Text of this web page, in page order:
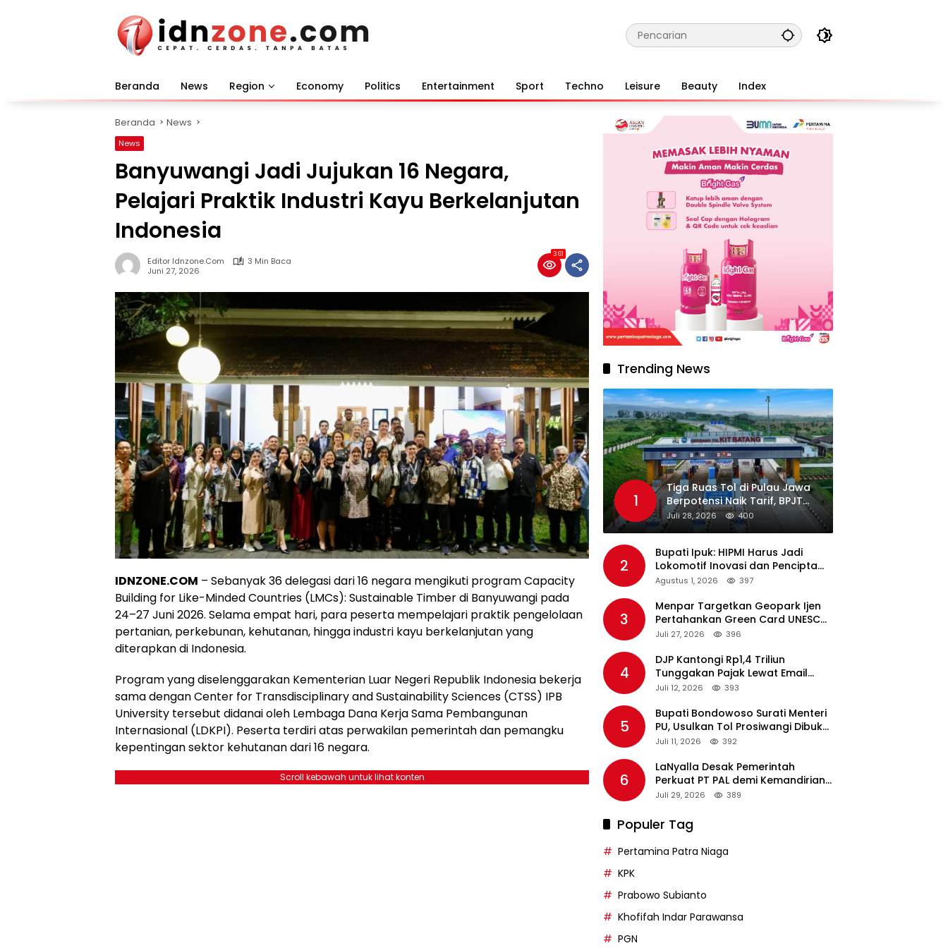
Beranda News Region Economy Politics Entertainment Sport Techno Leisure Beauty Index
Beranda News
News
Banyuwangi Jadi Jujukan 16 Negara,
Pelajari Praktik Industri Kayu Berkelanjutan
Indonesia
Editor Idnzone.com
3 Min Baca
Juni 27, 2026
361
IDNZONE.COM – Sebanyak 36 delegasi dari 16 negara mengikuti program Capacity
Building for Like-Minded Countries (LMCs): Sustainable Timber di Banyuwangi pada
24–27 Juni 2026. Selama empat hari, para peserta mempelajari praktik pengelolaan
pertanian, perkebunan, kehutanan, hingga industri kayu berkelanjutan yang
diterapkan di Indonesia.
Program yang diselenggarakan Kementerian Luar Negeri Republik Indonesia bekerja
sama dengan Center for Transdisciplinary and Sustainability Sciences (CTSS) IPB
University tersebut didanai oleh Lembaga Dana Kerja Sama Pembangunan
Internasional (LDKPI). Peserta terdiri atas perwakilan pemerintah dan pemangku
kepentingan sektor kehutanan dari 16 negara.
Scroll kebawah untuk lihat konten
Trending News
1
Tiga Ruas Tol di Pulau Jawa
Berpotensi Naik Tarif, BPJT
Tunggu Hasil Evaluasi
Standar Pelayanan
Juli 28, 2026 400
2
Bupati Ipuk: HIPMI Harus Jadi
Lokomotif Inovasi dan Pencipta
Lapangan Kerja
Agustus 1, 2026 397
3
Menpar Targetkan Geopark Ijen
Pertahankan Green Card UNESCO
pada Revalidasi Agustus 2026
Juli 27, 2026 396
4
DJP Kantongi Rp1,4 Triliun
Tunggakan Pajak Lewat Email
Pengingat, Total Piutang Masih
Juli 12, 2026 393
5
Bupati Bondowoso Surati Menteri
PU, Usulkan Tol Prosiwangi Dibuka
Sementara
Juli 11, 2026 392
6
LaNyalla Desak Pemerintah
Perkuat PT PAL demi Kemandirian
Industri Pertahanan Maritim
Juli 29, 2026 389
Populer Tag
Pertamina Patra Niaga
KPK
Prabowo Subianto
Khofifah Indar Parawansa
PGN